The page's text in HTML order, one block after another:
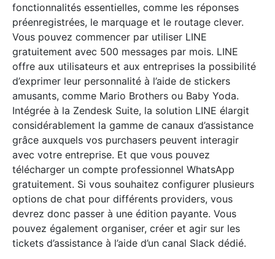
fonctionnalités essentielles, comme les réponses
préenregistrées, le marquage et le routage clever.
Vous pouvez commencer par utiliser LINE
gratuitement avec 500 messages par mois. LINE
offre aux utilisateurs et aux entreprises la possibilité
d’exprimer leur personnalité à l’aide de stickers
amusants, comme Mario Brothers ou Baby Yoda.
Intégrée à la Zendesk Suite, la solution LINE élargit
considérablement la gamme de canaux d’assistance
grâce auxquels vos purchasers peuvent interagir
avec votre entreprise. Et que vous pouvez
télécharger un compte professionnel WhatsApp
gratuitement. Si vous souhaitez configurer plusieurs
options de chat pour différents providers, vous
devrez donc passer à une édition payante. Vous
pouvez également organiser, créer et agir sur les
tickets d’assistance à l’aide d’un canal Slack dédié.